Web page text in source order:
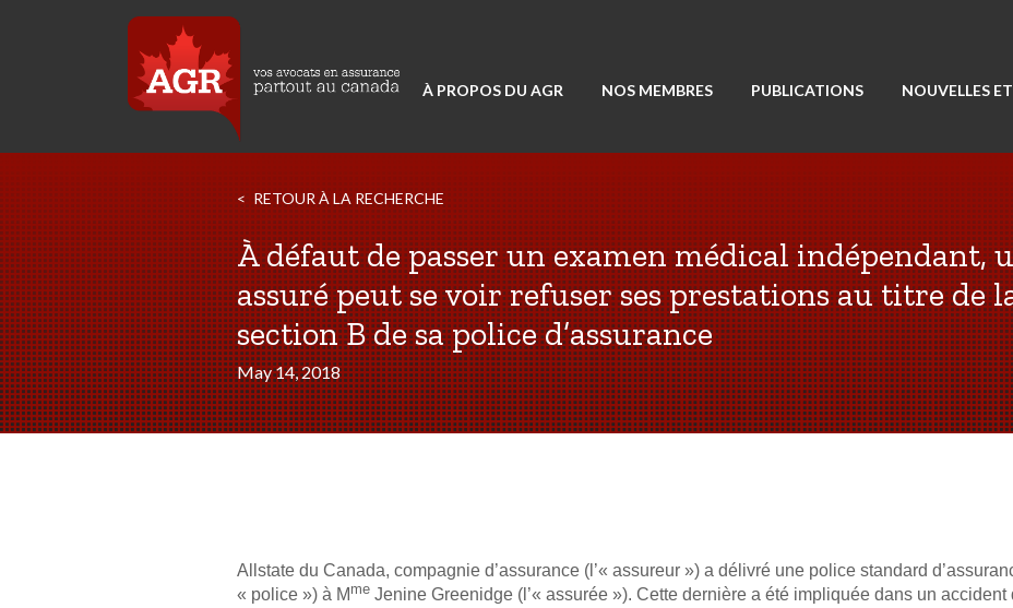
À PROPOS DU AGR NOS MEMBRES PUBLICATIONS NOUVELLES
RETOUR À LA RECHERCHE
À défaut de passer un examen médical indépendant,
assuré peut se voir refuser ses prestations au titre de
section B de sa police d’assurance
May 14, 2018
Allstate du Canada, compagnie d’assurance (l’« assureur ») a délivré une police standard
« police ») à M me Jenine Greenidge (l’« assurée »). Cette dernière a été impliquée dans un